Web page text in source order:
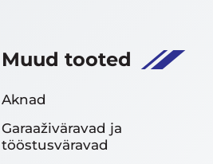
Muud tooted
Aknad
Garaaživäravad ja
tööstusväravad